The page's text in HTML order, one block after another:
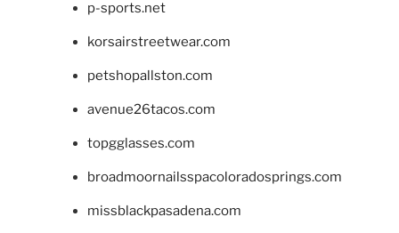
p-sports.net
korsairstreetwear.com
petshopallston.com
avenue26tacos.com
topgglasses.com
broadmoornailsspacoloradosprings.com
missblackpasadena.com